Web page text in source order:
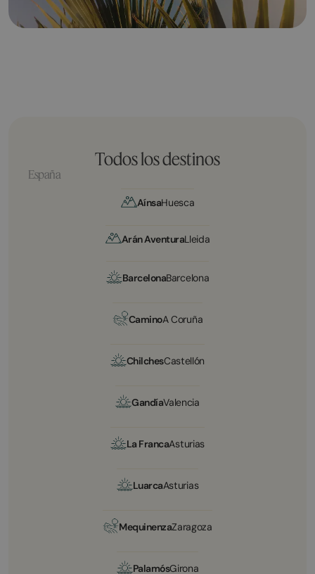
Todos los destinos
España
AínsaHuesca
Arán AventuraLleida
BarcelonaBarcelona
CaminoA Coruña
ChilchesCastellón
GandíaValencia
La FrancaAsturias
LuarcaAsturias
MequinenzaZaragoza
PalamósGirona